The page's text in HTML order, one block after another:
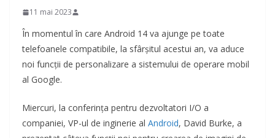
11 mai 2023
În momentul în care Android 14 va ajunge pe toate
telefoanele compatibile, la sfârșitul acestui an, va aduce
noi funcții de personalizare a sistemului de operare mobil
al Google.
Miercuri, la conferința pentru dezvoltatori I/O a
companiei, VP-ul de inginerie al Android, David Burke, a